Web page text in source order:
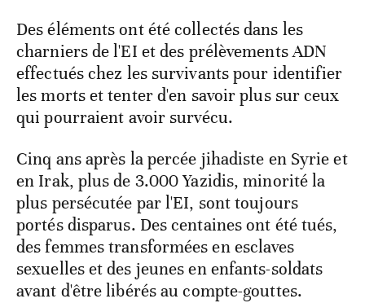
Des éléments ont été collectés dans les
charniers de l'EI et des prélèvements ADN
effectués chez les survivants pour identifier
les morts et tenter d'en savoir plus sur ceux
qui pourraient avoir survécu.
Cinq ans après la percée jihadiste en Syrie et
en Irak, plus de 3.000 Yazidis, minorité la
plus persécutée par l'EI, sont toujours
portés disparus. Des centaines ont été tués,
des femmes transformées en esclaves
sexuelles et des jeunes en enfants-soldats
avant d'être libérés au compte-gouttes.